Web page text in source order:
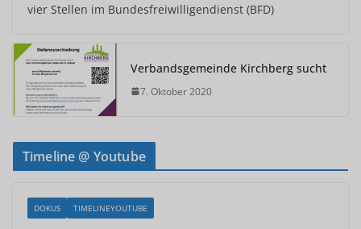
vier Stellen im Bundesfreiwilligendienst (BFD)
Verbandsgemeinde Kirchberg sucht
7. Oktober 2020
Timeline @ Youtube
DOKUS TIMELINEYOUTUBE